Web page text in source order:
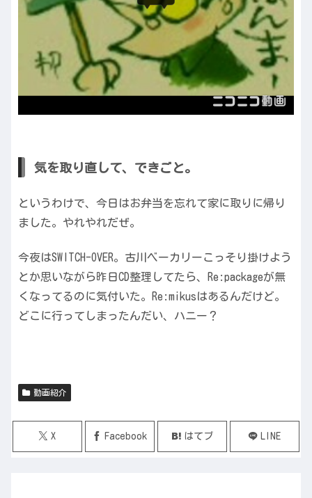
気を取り直して、できごと。
というわけで、今日はお弁当を忘れて家に取りに帰り
ました。やれやれだぜ。
今夜はSWITCH-OVER。古川ベーカリーこっそり掛けよう
とか思いながら昨日CD整理してたら、Re:packageが無
くなってるのに気付いた。Re:mikusはあるんだけど。
どこに行ってしまったんだい、ハニー？
動画紹介
X Facebook はてブ LINE